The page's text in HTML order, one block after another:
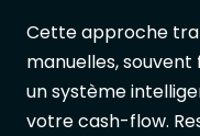
Cette approche
manuelles,
un système
votre cash-flow.